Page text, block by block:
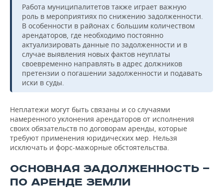
Работа муниципалитетов также играет важную
роль в мероприятиях по снижению задолженности.
В особенности в районах с большим количеством
арендаторов, где необходимо постоянно
актуализировать данные по задолженности и в
случае выявления новых фактов неуплаты
своевременно направлять в адрес должников
претензии о погашении задолженности и подавать
иски в суды.
Неплатежи могут быть связаны и со случаями
намеренного уклонения арендаторов от исполнения
своих обязательств по договорам аренды, которые
требуют применения юридических мер. Нельзя
исключать и форс-мажорные обстоятельства.
ОСНОВНАЯ ЗАДОЛЖЕННОСТЬ —
ПО АРЕНДЕ ЗЕМЛИ